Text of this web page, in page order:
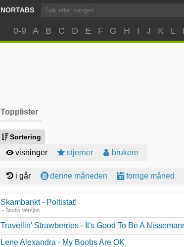
NORTABS
0-9 A B C D E F G H I J K L
Topplister
Sortering
visninger stjerner brukere
i går denne måneden forrige måned
Skambankt - Poltistat!
- Studio Versjon
Travellin' Strawberries - It's Good To Be A
Lene Alexandra - My Boobs Are OK